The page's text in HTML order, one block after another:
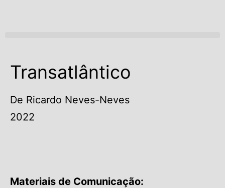
Transatlântico
De Ricardo Neves-Neves
2022
Materiais de Comunicação: